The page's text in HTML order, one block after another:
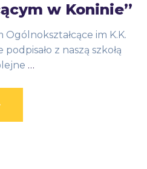
w Koninie”
Ogólnokształcące im K.K.
z naszą szkołą
…